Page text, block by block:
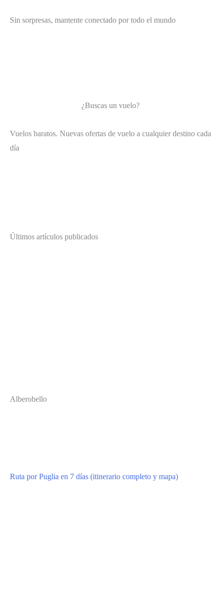
Sin sorpresas, mantente conectado por todo el mundo
¿Buscas un vuelo?
Vuelos baratos. Nuevas ofertas de vuelo a cualquier destino cada
día
Últimos artículos publicados
Alberobello
Ruta por Puglia en 7 días (itinerario completo y mapa)